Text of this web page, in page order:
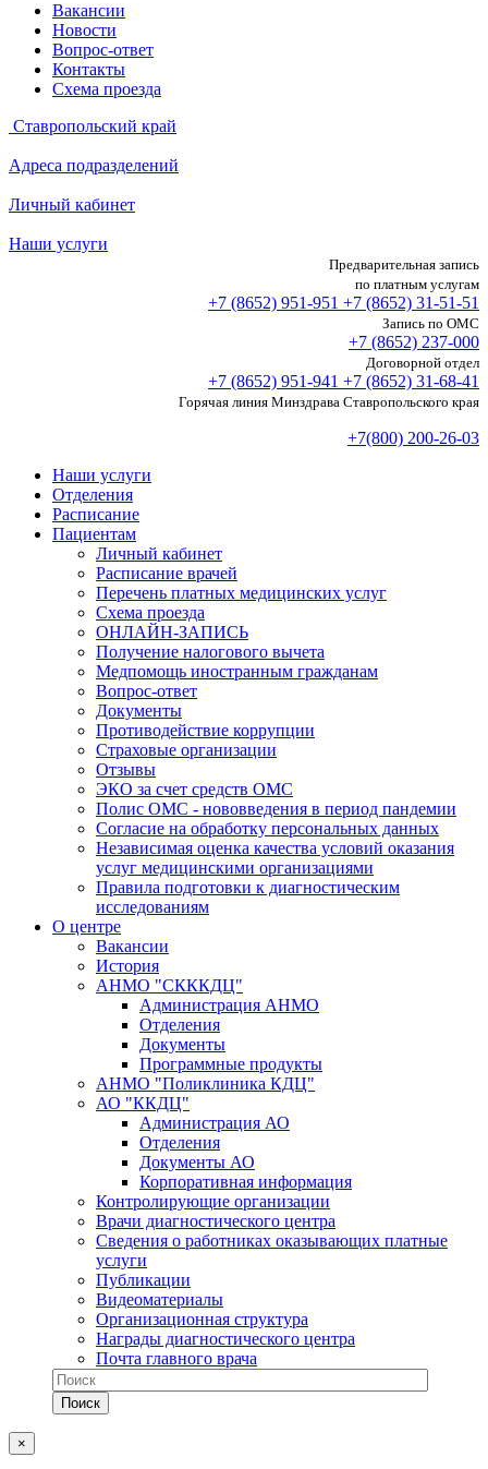
Вакансии
Новости
Вопрос-ответ
Контакты
Схема проезда
Ставропольский край
Адреса подразделений
Личный кабинет
Наши услуги
Предварительная запись
по платным услугам
+7 (8652) 951-951 +7 (8652) 31-51-51
Запись по ОМС
+7 (8652) 237-000
Договорной отдел
+7 (8652) 951-941 +7 (8652) 31-68-41
Горячая линия Минздрава Ставропольского края
+7(800) 200-26-03
Наши услуги
Отделения
Расписание
Пациентам
Личный кабинет
Расписание врачей
Перечень платных медицинских услуг
Схема проезда
ОНЛАЙН-ЗАПИСЬ
Получение налогового вычета
Медпомощь иностранным гражданам
Вопрос-ответ
Документы
Противодействие коррупции
Страховые организации
Отзывы
ЭКО за счет средств ОМС
Полис ОМС - нововведения в период пандемии
Согласие на обработку персональных данных
Независимая оценка качества условий оказания
услуг медицинскими организациями
Правила подготовки к диагностическим
исследованиям
О центре
Вакансии
История
АНМО "СКККДЦ"
Администрация АНМО
Отделения
Документы
Программные продукты
АНМО "Поликлиника КДЦ"
АО "ККДЦ"
Администрация АО
Отделения
Документы АО
Корпоративная информация
Контролирующие организации
Врачи диагностического центра
Сведения о работниках оказывающих платные
услуги
Публикации
Видеоматериалы
Организационная структура
Награды диагностического центра
Почта главного врача
×